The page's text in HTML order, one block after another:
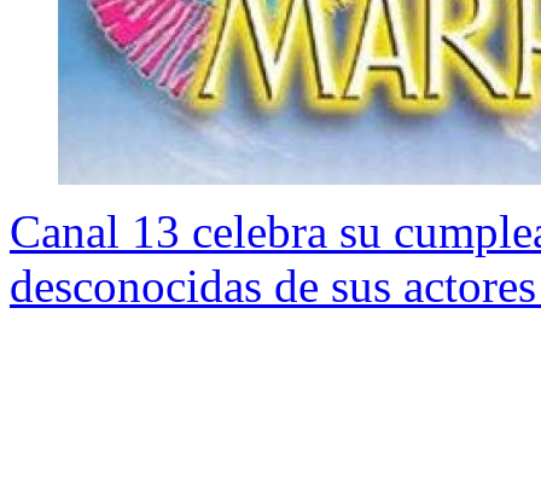
Canal 13 celebra su
desconocidas de sus